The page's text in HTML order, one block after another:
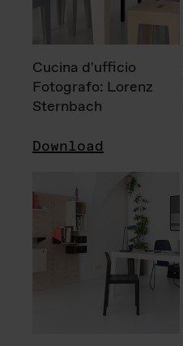
Cucina d'ufficio
Fotografo: Lorenz
Sternbach
Download